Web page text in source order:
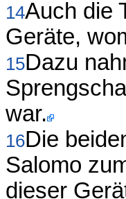
14Auch die
Geräte,
15Dazu
war.
16Die
Salomo
dieser